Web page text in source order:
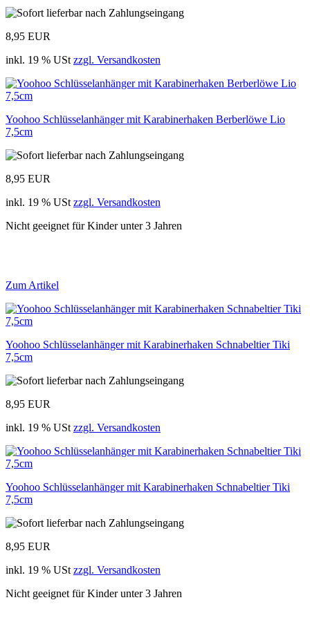
8,95 EUR
inkl. 19 % USt zzgl. Versandkosten
Yoohoo Schlüsselanhänger mit Karabinerhaken Berberlöwe Lio
7,5cm
8,95 EUR
inkl. 19 % USt zzgl. Versandkosten
Nicht geeignet für Kinder unter 3 Jahren
Zum Artikel
Yoohoo Schlüsselanhänger mit Karabinerhaken Schnabeltier Tiki
7,5cm
8,95 EUR
inkl. 19 % USt zzgl. Versandkosten
Yoohoo Schlüsselanhänger mit Karabinerhaken Schnabeltier Tiki
7,5cm
8,95 EUR
inkl. 19 % USt zzgl. Versandkosten
Nicht geeignet für Kinder unter 3 Jahren